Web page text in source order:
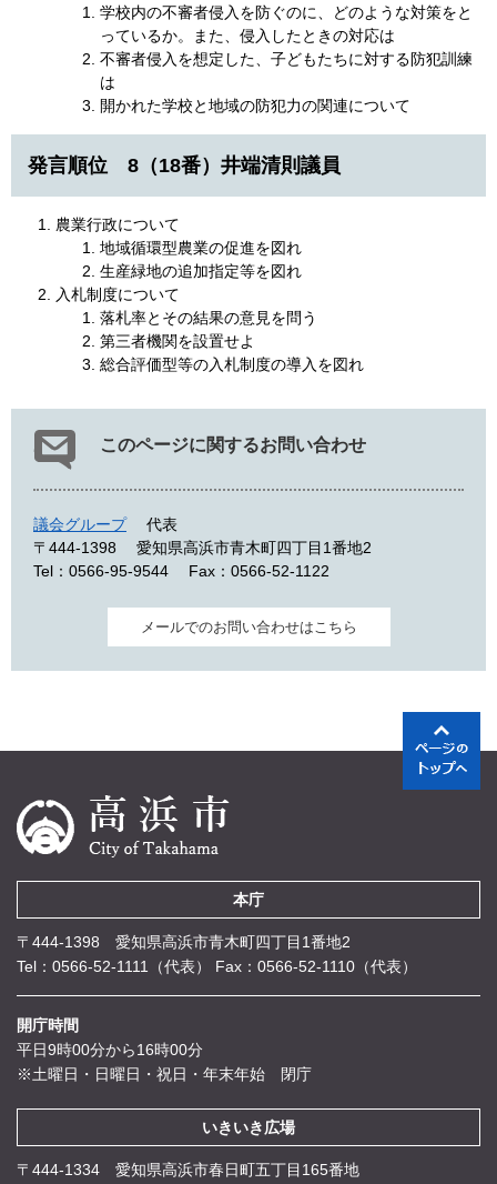
学校内の不審者侵入を防ぐのに、どのような対策をと
っているか。また、侵入したときの対応は
不審者侵入を想定した、子どもたちに対する防犯訓練
は
開かれた学校と地域の防犯力の関連について
発言順位 8（18番）井端清則議員
農業行政について
地域循環型農業の促進を図れ
生産緑地の追加指定等を図れ
入札制度について
落札率とその結果の意見を問う
第三者機関を設置せよ
総合評価型等の入札制度の導入を図れ
このページに関するお問い合わせ
議会グループ
代表
〒444-1398
愛知県高浜市青木町四丁目1番地2
Tel：0566-95-9544
Fax：0566-52-1122
メールでのお問い合わせはこちら
本庁
〒444-1398 愛知県高浜市青木町四丁目1番地2
Tel：0566-52-1111（代表）
Fax：0566-52-1110（代表）
開庁時間
平日9時00分から16時00分
※土曜日・日曜日・祝日・年末年始 閉庁
いきいき広場
〒444-1334 愛知県高浜市春日町五丁目165番地